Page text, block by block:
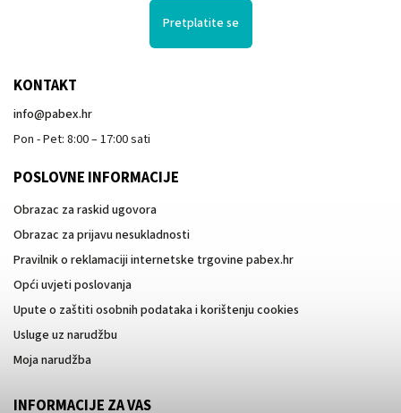
Pretplatite se
KONTAKT
info@pabex.hr
Pon - Pet: 8:00 – 17:00 sati
POSLOVNE INFORMACIJE
Obrazac za raskid ugovora
Obrazac za prijavu nesukladnosti
Pravilnik o reklamaciji internetske trgovine pabex.hr
Opći uvjeti poslovanja
Upute o zaštiti osobnih podataka i korištenju cookies
Usluge uz narudžbu
Moja narudžba
INFORMACIJE ZA VAS